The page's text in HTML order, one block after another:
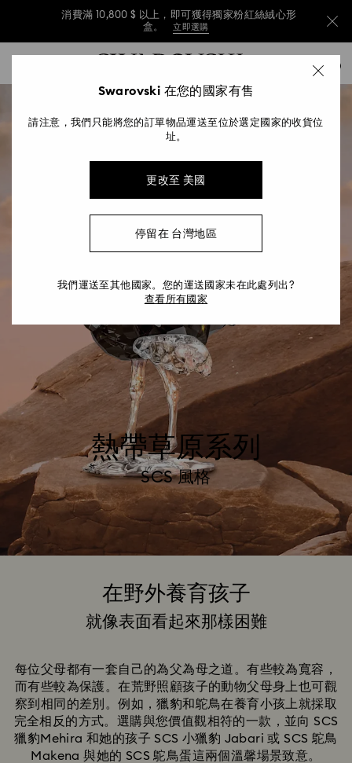
消費滿 10,800 $ 以上，即可獲得獨家粉紅絲絨心形
盒。
立即選購
消費滿 10,800 $ 以上，即可獲得獨家粉紅絲絨心形
消費滿 10,800 $ 以上，即可獲得獨家粉紅絲絨心形
熱帶草原系列
SCS 風格
在野外養育孩子
Title:
就像表面看起來那樣困難
每位父母都有一套自己的為父為母之道。有些較為寬容，
而有些較為保護。在荒野照顧孩子的動物父母身上也可觀
察到相同的差別。例如，獵豹和鴕鳥在養育小孩上就採取
完全相反的方式。選購與您價值觀相符的一款，並向 SCS
獵豹Mehira 和她的孩子 SCS 小獵豹 Jabari 或 SCS 鴕鳥
Makena 與她的 SCS 鴕鳥蛋這兩個溫馨場景致意。
Swarovski 在您的國家有售
請注意，我們只能將您的訂單物品運送至位於選定國家的收貨位
址。
更改至 美國
停留在 台灣地區
我們運送至其他國家。您的運送國家未在此處列出?
查看所有國家